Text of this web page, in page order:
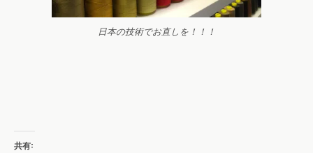
日本の技術でお直しを！！！
共有: